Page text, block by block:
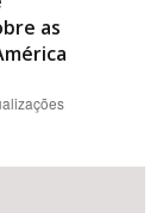
as